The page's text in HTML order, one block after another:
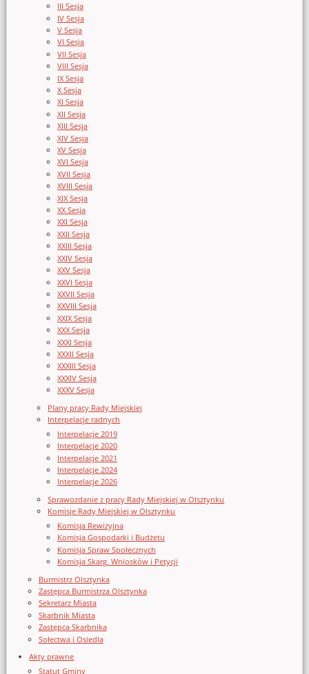
III Sesja
IV Sesja
V Sesja
VI Sesja
VII Sesja
VIII Sesja
IX Sesja
X Sesja
XI Sesja
XII Sesja
XIII Sesja
XIV Sesja
XV Sesja
XVI Sesja
XVII Sesja
XVIII Sesja
XIX Sesja
XX Sesja
XXI Sesja
XXII Sesja
XXIII Sesja
XXIV Sesja
XXV Sesja
XXVI Sesja
XXVII Sesja
XXVIII Sesja
XXIX Sesja
XXX Sesja
XXXI Sesja
XXXII Sesja
XXXIII Sesja
XXXIV Sesja
XXXV Sesja
Plany pracy Rady Miejskiej
Interpelacje radnych
Interpelacje 2019
Interpelacje 2020
Interpelacje 2021
Interpelacje 2024
Interpelacje 2026
Sprawozdanie z pracy Rady Miejskiej w Olsztynku
Komisje Rady Miejskiej w Olsztynku
Komisja Rewizyjna
Komisja Gospodarki i Budżetu
Komisja Spraw Społecznych
Komisja Skarg, Wniosków i Petycji
Burmistrz Olsztynka
Zastępca Burmistrza Olsztynka
Sekretarz Miasta
Skarbnik Miasta
Zastępca Skarbnika
Sołectwa i Osiedla
Akty prawne
Statut Gminy